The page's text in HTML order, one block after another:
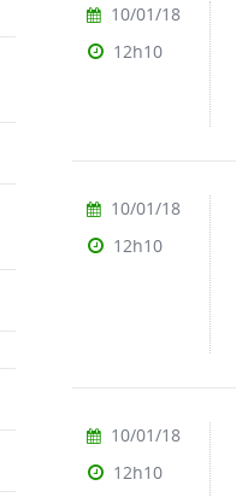
10/01/18
12h10
10/01/18
12h10
10/01/18
12h10